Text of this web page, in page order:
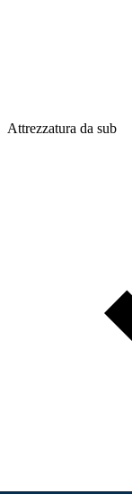
Attrezzatura da sub